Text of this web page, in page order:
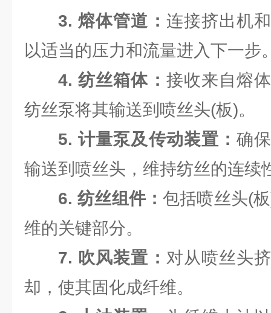
3. 熔体管道： 连接挤出机
以适当的压力和流量进入下一步
4. 纺丝箱体： 接收来自熔
纺丝泵将其输送到喷丝头(板)。
5. 计量泵及传动装置： 确
输送到喷丝头，维持纺丝的连续
6. 纺丝组件：包括喷丝头(
维的关键部分。
7. 吹风装置： 对从喷丝头
却，使其固化成纤维。